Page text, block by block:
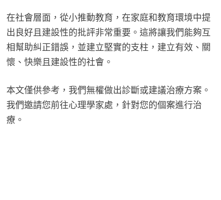
在社會層面，從小推動教育，在家庭和教育環境中提
出良好且建設性的批評非常重要。這將讓我們能夠互
相幫助糾正錯誤，並建立堅實的支柱，建立有效、關
懷、快樂且建設性的社會。
本文僅供參考，我們無權做出診斷或建議治療方案。
我們邀請您前往心理學家處，針對您的個案進行治
療。